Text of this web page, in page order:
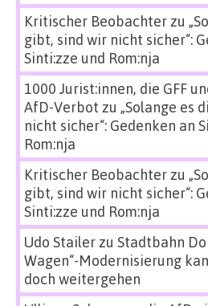
Kritischer Beobachterzu
gibt, sind wir nicht sicher“:
Sinti:zze und Rom:nja
1000 Jurist:innen, die GFF
AfD-Verbot zu „Solange es
nicht sicher“: Gedenken an
Rom:nja
Kritischer Beobachterzu
gibt, sind wir nicht sicher“:
Sinti:zze und Rom:nja
Udo Stailerzu Stadtbahn
Wagen“-Modernisierung
doch weitergehen